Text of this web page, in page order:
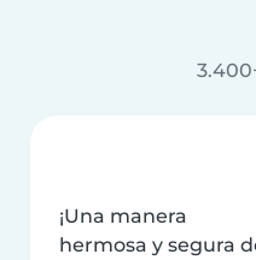
¡Una manera
hermosa y segura